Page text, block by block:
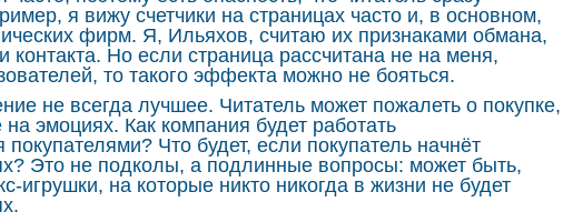
я вижу счетчики на страницах часто и, в основном,
фирм. Я, Ильяхов, считаю их признаками обмана,
контакта. Но если страница рассчитана не на меня,
то такого эффекта можно не бояться.
не всегда лучшее. Читатель может пожалеть о покупке,
эмоциях. Как компания будет работать
Что будет, если покупатель начнёт
Это не подколы, а подлинные вопросы: может быть,
на которые никто никогда в жизни не будет